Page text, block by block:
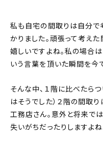
私も自宅の間取りは自分で
かりました。頑張って考え
嬉しいですよね。私の場合
いう言葉を頂いた瞬間を今
そんな中、１階に比べたら
はそうでした）２階の間取
工務店さん。意外と将来で
失いがちだったりしますよね